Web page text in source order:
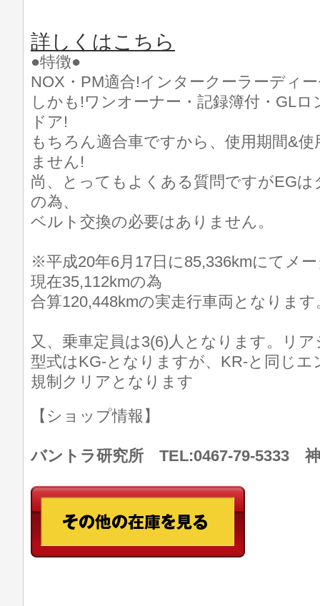
詳しくはこちら
●特徴●
NOX・PM適合!インタークーラーディ
しかも!ワンオーナー・記録簿付・GL
ドア!
もちろん適合車ですから、使用期間&
ません!
尚、とってもよくある質問ですがEG
の為、
ベルト交換の必要はありません。
※平成20年6月17日に85,336kmにてメ
現在35,112kmの為
合算120,448kmの実走行車両となります
又、乗車定員は3(6)人となります。リ
型式はKG-となりますが、KR-と同じ
規制クリアとなります
【ショップ情報】
バントラ研究所 TEL:0467-79-5333 神